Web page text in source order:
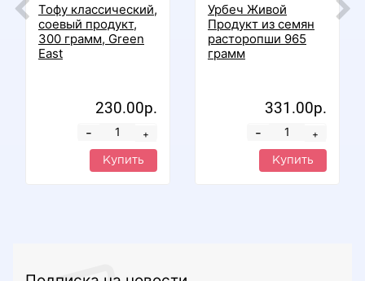
Тофу классический,
соевый продукт,
300 грамм, Green
East
230.00р.
+
-
Купить
Урбеч Живой
Продукт из семян
расторопши 965
грамм
331.00р.
+
-
Купить